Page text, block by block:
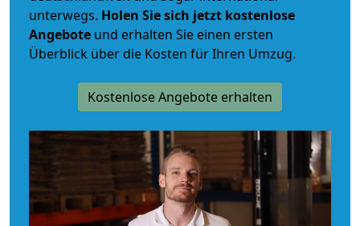
unterwegs. Holen Sie sich jetzt kostenlose
Angebote und erhalten Sie einen ersten
Überblick über die Kosten für Ihren Umzug.
Kostenlose Angebote erhalten